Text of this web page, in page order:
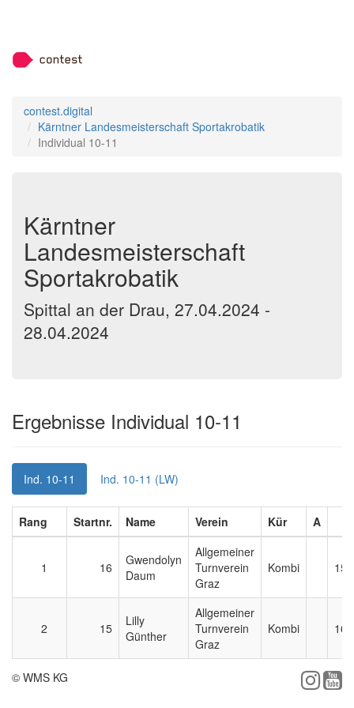
contest.digital
Kärntner Landesmeisterschaft Sportakrobatik
Individual 10-11
Kärntner
Landesmeisterschaft
Sportakrobatik
Spittal an der Drau, 27.04.2024 -
28.04.2024
Ergebnisse Individual 10-11
Ind. 10-11 Ind. 10-11 (LW)
Rang Startnr. Name Verein Kür A
1 16
Gwendolyn
Daum
Allgemeiner
Turnverein
Graz
Kombi
2 15
Lilly
Günther
Allgemeiner
Turnverein
Graz
Kombi
© WMS KG